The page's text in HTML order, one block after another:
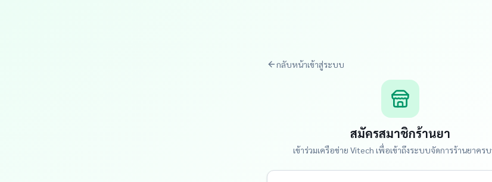
กลับหน้าเข้าสู่ระบบ
สมัครสมาชิกร้านยา
เข้าร่วมเครือข่าย Vitech เพื่อเข้าถึงระบบจัดการร้านยาครบ